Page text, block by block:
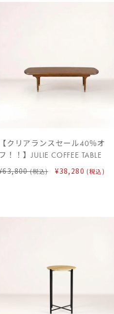
【クリアランスセール40％オ
フ！！】JULIE COFFEE TABLE
(税込) ¥38,280(税込)